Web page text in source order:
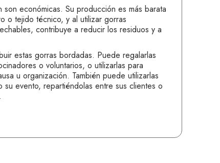
son económicas. Su producción es más barata
o tejido técnico, y al utilizar gorras
contribuye a reducir los residuos y a
estas gorras bordadas. Puede regalarlas
o voluntarios, o utilizarlas para
u organización. También puede utilizarlas
su evento, repartiéndolas entre sus clientes o